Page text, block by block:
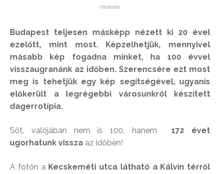
Budapest teljesen másképp nézett ki 20 ével
ezelőtt, mint most. Képzelhetjük, mennyivel
másabb kép fogadna minket, ha 100 évvel
visszaugranánk az időben. Szerencsére ezt most
meg is tehetjük egy kép segítségével, ugyanis
előkerült a legrégebbi városunkról készített
dagerrotípia.
Sőt, valójában nem is 100, hanem172 évet
ugorhatunk vissza az időben!
A fotón aKecskeméti utca látható a Kálvin térről